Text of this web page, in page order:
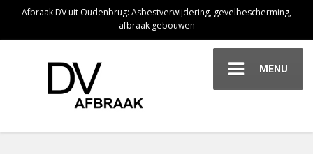
Afbraak DV uit Oudenbrug: Asbestverwijdering, gevelbescherming,
afbraak gebouwen
MENU